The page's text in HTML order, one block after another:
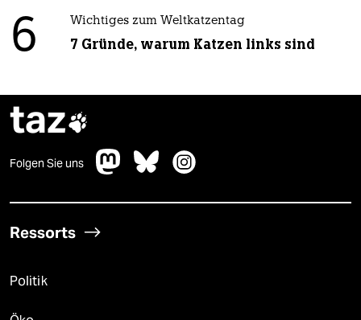
6 Wichtiges zum Weltkatzentag
7 Gründe, warum Katzen links sind
taz
Folgen Sie uns
Ressorts
Politik